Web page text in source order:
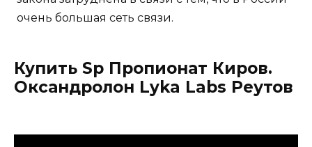
очень большая сеть связи.
Купить Sp Пропионат Киров.
Оксандролон Lyka Labs Реутов